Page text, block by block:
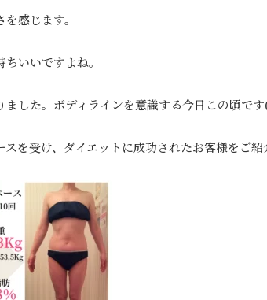
感じます。
いいですよね。
ました。ボディラインを意識する今日この頃で
を受け、ダイエットに成功されたお客様をご紹